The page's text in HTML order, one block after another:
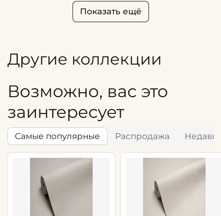
Показать ещё
Другие коллекции
Возможно, вас это
заинтересует
Самые популярные Распродажа